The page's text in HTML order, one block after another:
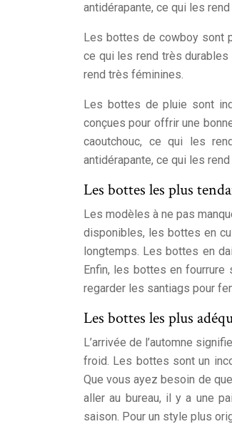
antidérapante, ce qui les
Les bottes de cowboy sont
ce qui les rend très
rend très féminines.
Les bottes de pluie sont
conçues pour offrir une
caoutchouc, ce qui les
antidérapante, ce qui les
Les bottes les plus
Les modèles à ne pas
disponibles, les bottes en
longtemps. Les bottes en
Enfin, les bottes en fourrure
regarder les santiags pour
Les bottes les plus
L’arrivée de l’automne
froid. Les bottes sont un
Que vous ayez besoin de
aller au bureau, il y a une
saison. Pour un style plus